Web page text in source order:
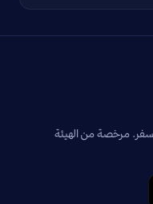
مرخصة من الهيئة